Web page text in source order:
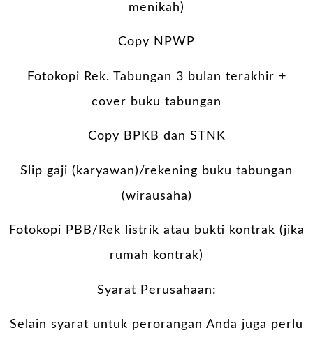
menikah)
Copy NPWP
Fotokopi Rek. Tabungan 3 bulan terakhir +
cover buku tabungan
Copy BPKB dan STNK
Slip gaji (karyawan)/rekening buku tabungan
(wirausaha)
Fotokopi PBB/Rek listrik atau bukti kontrak (jika
rumah kontrak)
Syarat Perusahaan:
Selain syarat untuk perorangan Anda juga perlu